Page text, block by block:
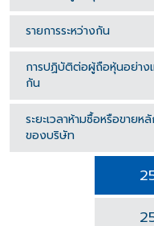
รายการระหว่างกัน
การปฏิบัติต่อผู้ถือหุ้นอย่าง
กัน
ระยะเวลาห้ามซื้อหรือขายห
ของบริษัท